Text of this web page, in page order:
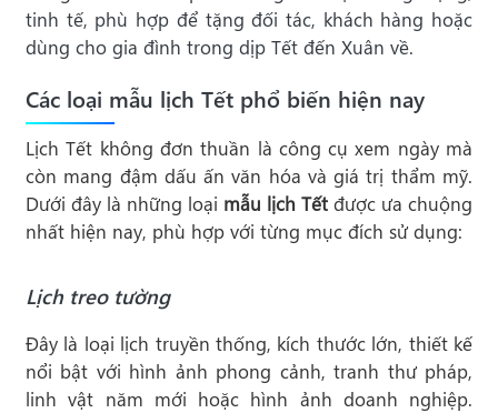
tinh tế, phù hợp để tặng đối tác, khách hàng hoặc
dùng cho gia đình trong dịp Tết đến Xuân về.
Các loại mẫu lịch Tết phổ biến hiện nay
Lịch Tết không đơn thuần là công cụ xem ngày mà
còn mang đậm dấu ấn văn hóa và giá trị thẩm mỹ.
Dưới đây là những loại mẫu lịch Tết được ưa chuộng
nhất hiện nay, phù hợp với từng mục đích sử dụng:
Lịch treo tường
Đây là loại lịch truyền thống, kích thước lớn, thiết kế
nổi bật với hình ảnh phong cảnh, tranh thư pháp,
linh vật năm mới hoặc hình ảnh doanh nghiệp.